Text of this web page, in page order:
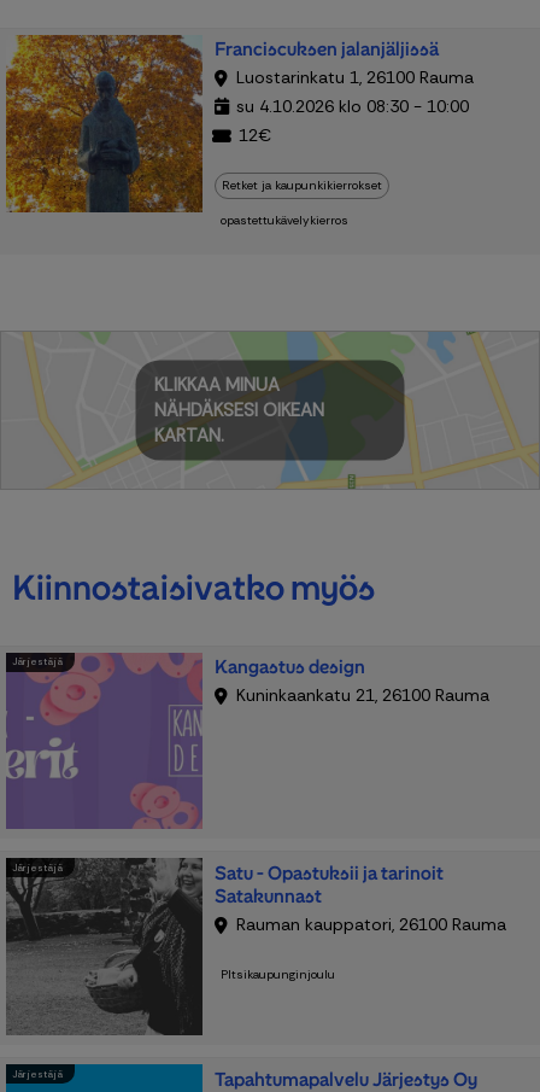
Franciscuksen jalanjäljissä
Luostarinkatu 1, 26100 Rauma
su 4.10.2026 klo 08:30 - 10:00
12€
Retket ja kaupunkikierrokset
opastettukävelykierros
KLIKKAA MINUA
NÄHDÄKSESI OIKEAN
KARTAN.
Kiinnostaisivatko myös
Järjestäjä Kangastus design
Kuninkaankatu 21, 26100 Rauma
Järjestäjä
Satu - Opastuksii ja tarinoit
Satakunnast
Rauman kauppatori, 26100 Rauma
PItsikaupunginjoulu
Järjestäjä Tapahtumapalvelu Järjestys Oy